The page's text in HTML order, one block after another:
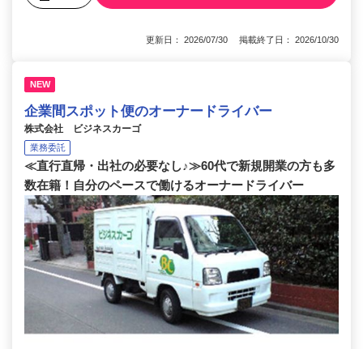
更新日： 2026/07/30 掲載終了日： 2026/10/30
NEW
企業間スポット便のオーナードライバー
株式会社 ビジネスカーゴ
業務委託
≪直行直帰・出社の必要なし♪≫60代で新規開業の方も多
数在籍！自分のペースで働けるオーナードライバー